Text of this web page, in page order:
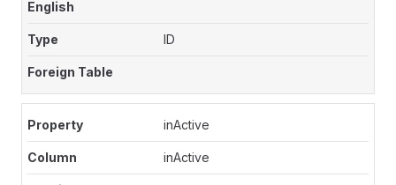
ID
inActive
inActive